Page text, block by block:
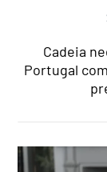
Cadeia
Portugal